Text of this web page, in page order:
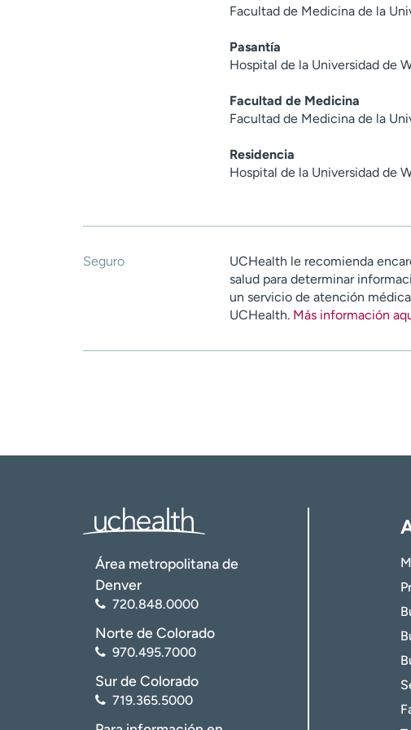
Facultad de Medicina de la
Pasantía
Hospital de la Universidad de
Facultad de Medicina
Facultad de Medicina de la
Residencia
Hospital de la Universidad de
Seguro
UCHealth le recomienda
salud para determinar
un servicio de atención
UCHealth. Más información
Área metropolitana de
Denver
720.848.0000
Norte de Colorado
970.495.7000
Sur de Colorado
719.365.5000